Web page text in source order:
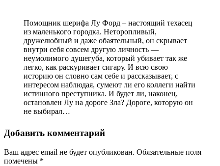
Помощник шерифа Лу Форд – настоящий техасец
из маленького городка. Неторопливый,
дружелюбный и даже обаятельный, он скрывает
внутри себя совсем другую личность —
неумолимого душегуба, который убивает так же
легко, как раскуривает сигару. И всю свою
историю он словно сам себе и рассказывает, с
интересом наблюдая, сумеют ли его коллеги найти
истинного преступника. И будет ли, наконец,
остановлен Лу на дороге Зла? Дороге, которую он
не выбирал…
Добавить комментарий
Ваш адрес email не будет опубликован. Обязательные поля
помечены *